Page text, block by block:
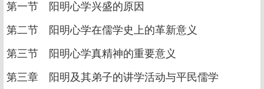
第一节 阳明心学兴盛的原因
第二节 阳明心学在儒学史上的革新意义
第三节 阳明心学真精神的重要意义
第三章 阳明及其弟子的讲学活动与平民儒学